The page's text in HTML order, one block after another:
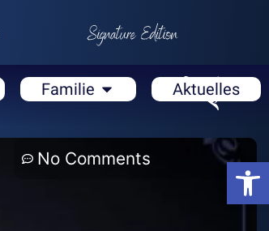
Familie Aktuelles
No Comments